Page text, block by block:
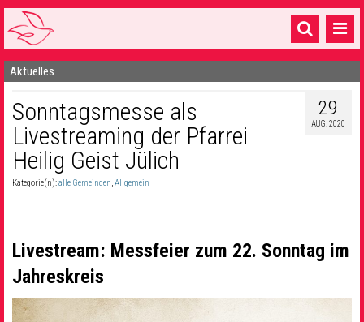
Startseite
1 Pfarrei
16 Gemeinden & mehr
Gottesdienste & Sinnsuche
Musik& Kultur
Seelsorge & Kontakt
Aktuelles
29
AUG. 2020
Sonntagsmesse als
Livestreaming der Pfarrei
Heilig Geist Jülich
Kategorie(n):alle Gemeinden,Allgemein
Livestream: Messfeier zum 22. Sonntag im
Jahreskreis